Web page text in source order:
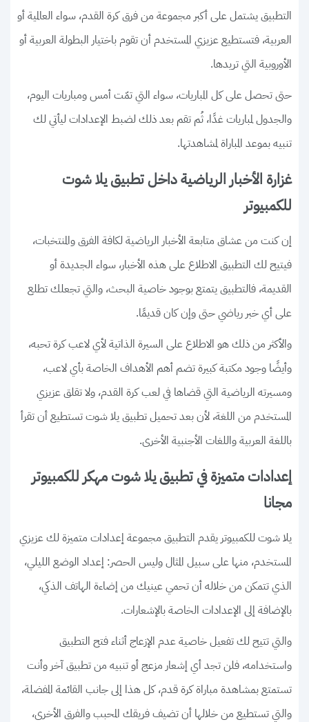
التطبيق يشتمل على أكبر مجموعة من فرق كرة القدم، سواء العالمية أو
العربية، فتستطيع عزيزي المستخدم أن تقوم باختيار البطولة العربية أو
الأوروبية التي تريدها.
حتى تحصل على كل المباريات، سواء التي تمّت أمس ومباريات اليوم،
والجدول لمباريات غدًا، ثُم تقم بعد ذلك لضبط الإعدادات ليأتي لك
تنبيه بموعد المباراة لمشاهدتها.
غزارة الأخبار الرياضية داخل تطبيق يلا شوت
للكمبيوتر
إن كنت من عشاق متابعة الأخبار الرياضية لكافة الفرق والمنتخبات،
فيتيح لك التطبيق الاطلاع على هذه الأخبار، سواء الجديدة أو
القديمة، فالتطبيق يتمتع بوجود خاصية البحث، والتي تجعلك تطلع
على أي خبر رياضي حتى وإن كان قديمًا.
والأكثر من ذلك هو الاطلاع على السيرة الذاتية لأي لاعب كرة تحبه،
وأيضًا وجود مكتبة كبيرة تضم أهم الأهداف الخاصة بأي لاعب،
ومسيرته الرياضية التي قضاها في لعب كرة القدم، ولا تقلق عزيزي
المستخدم من اللغة، لأن بعد تحميل تطبيق يلا شوت تستطيع أن تقرأ
باللغة العربية واللغات الأجنبية الأخرى.
إعدادات متميزة في تطبيق يلا شوت مهكر للكمبيوتر
مجانا
يلا شوت للكمبيوتر يقدم التطبيق مجموعة إعدادات متميزة لك عزيزي
المستخدم، منها على سبيل المثال وليس الحصر: إعداد الوضع الليلي،
الذي تتمكن من خلاله أن تحمي عينيك من إضاءة الهاتف الذكي،
بالإضافة إلى الإعدادات الخاصة بالإشعارات.
والتي تتيح لك تفعيل خاصية عدم الإزعاج أثناء فتح التطبيق
واستخدامه، فلن تجد أي إشعار مزعج أو تنبيه من تطبيق آخر وأنت
تستمتع بمشاهدة مباراة كرة قدم، كل هذا إلى جانب القائمة المفضلة،
والتي تستطيع من خلالها أن تضيف فريقك المحبب والفرق الأخرى،